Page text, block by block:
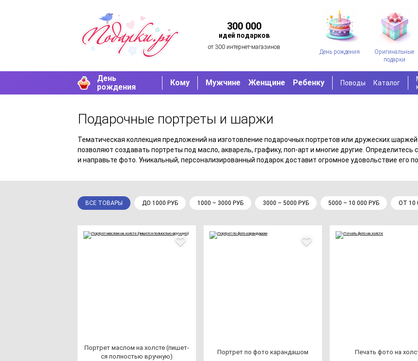
300 000
идей подарков
от 300 интернет-магазинов
День рождения
Оригинальные
подарки
День
рождения
Кому Мужчине Женщине Ребенку Поводы Каталог
Подарочные портреты и шаржи
Тематическая коллекция предложений на изготовление подарочных портретов или дружеских
позволяют создавать портреты под масло, акварель, графику, поп-арт и многие другие.
и направьте фото. Уникальный, персонализированный подарок доставит огромное удовольствие его
ВСЕ ТОВАРЫ ДО 1000 РУБ 1000 – 3000 РУБ 3000 – 5000 РУБ 5000 – 10 000 РУБ ОТ 10
Пор­трет мас­лом на хол­сте (пи­шет­
ся пол­ностью вруч­ную)
Пор­трет по фо­то ка­ран­да­шом Печать фо­то на